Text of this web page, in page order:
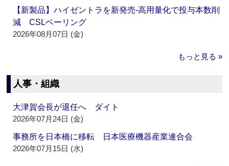
【新製品】ハイゼントラを新発売‐高用量化で投与本数削
減 CSLベーリング
2026年08月07日 (金)
もっと見る »
人事・組織
大津賀会長が退任へ ダイト
2026年07月24日 (金)
事務所を日本橋に移転 日本医療機器産業連合会
2026年07月15日 (水)